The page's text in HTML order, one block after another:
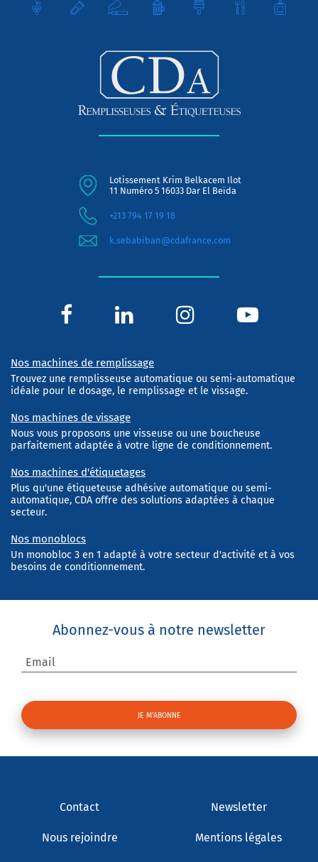
Lotissement Krim Belkacem Ilot
11 Numéro 5 16033 Dar El Beïda
+213 794 17 19 18
k.sebabiban@cdafrance.com
Nos machines de remplissage
Trouvez une remplisseuse automatique ou semi-automatique
idéale pour le dosage, le remplissage et le vissage.
Nos machines de vissage
Nous vous proposons une visseuse ou une boucheuse
parfaitement adaptée à votre ligne de conditionnement.
Nos machines d'étiquetages
Plus qu'une étiqueteuse adhésive automatique ou semi-
automatique, CDA offre des solutions adaptées à chaque
secteur.
Nos monoblocs
Un monobloc 3 en 1 adapté à votre secteur d'activité et à vos
besoins de conditionnement.
Abonnez-vous à notre newsletter
Email
Contact Newsletter
Nous rejoindre Mentions légales